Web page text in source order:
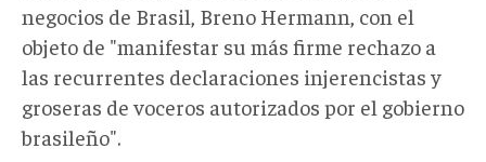
negocios de Brasil, Breno Hermann, con el
objeto de "manifestar su más firme rechazo a
las recurrentes declaraciones injerencistas y
groseras de voceros autorizados por el gobierno
brasileño".